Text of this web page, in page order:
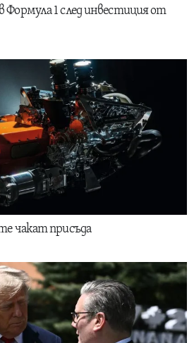
1 след инвестиция от
чакат присъда